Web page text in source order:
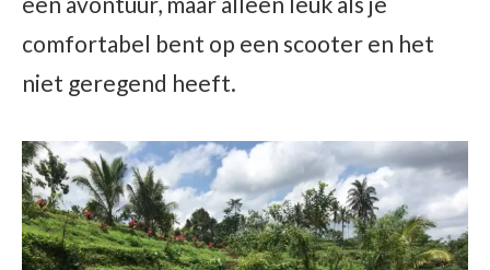
comfortabel bent op een scooter en het
niet geregend heeft.